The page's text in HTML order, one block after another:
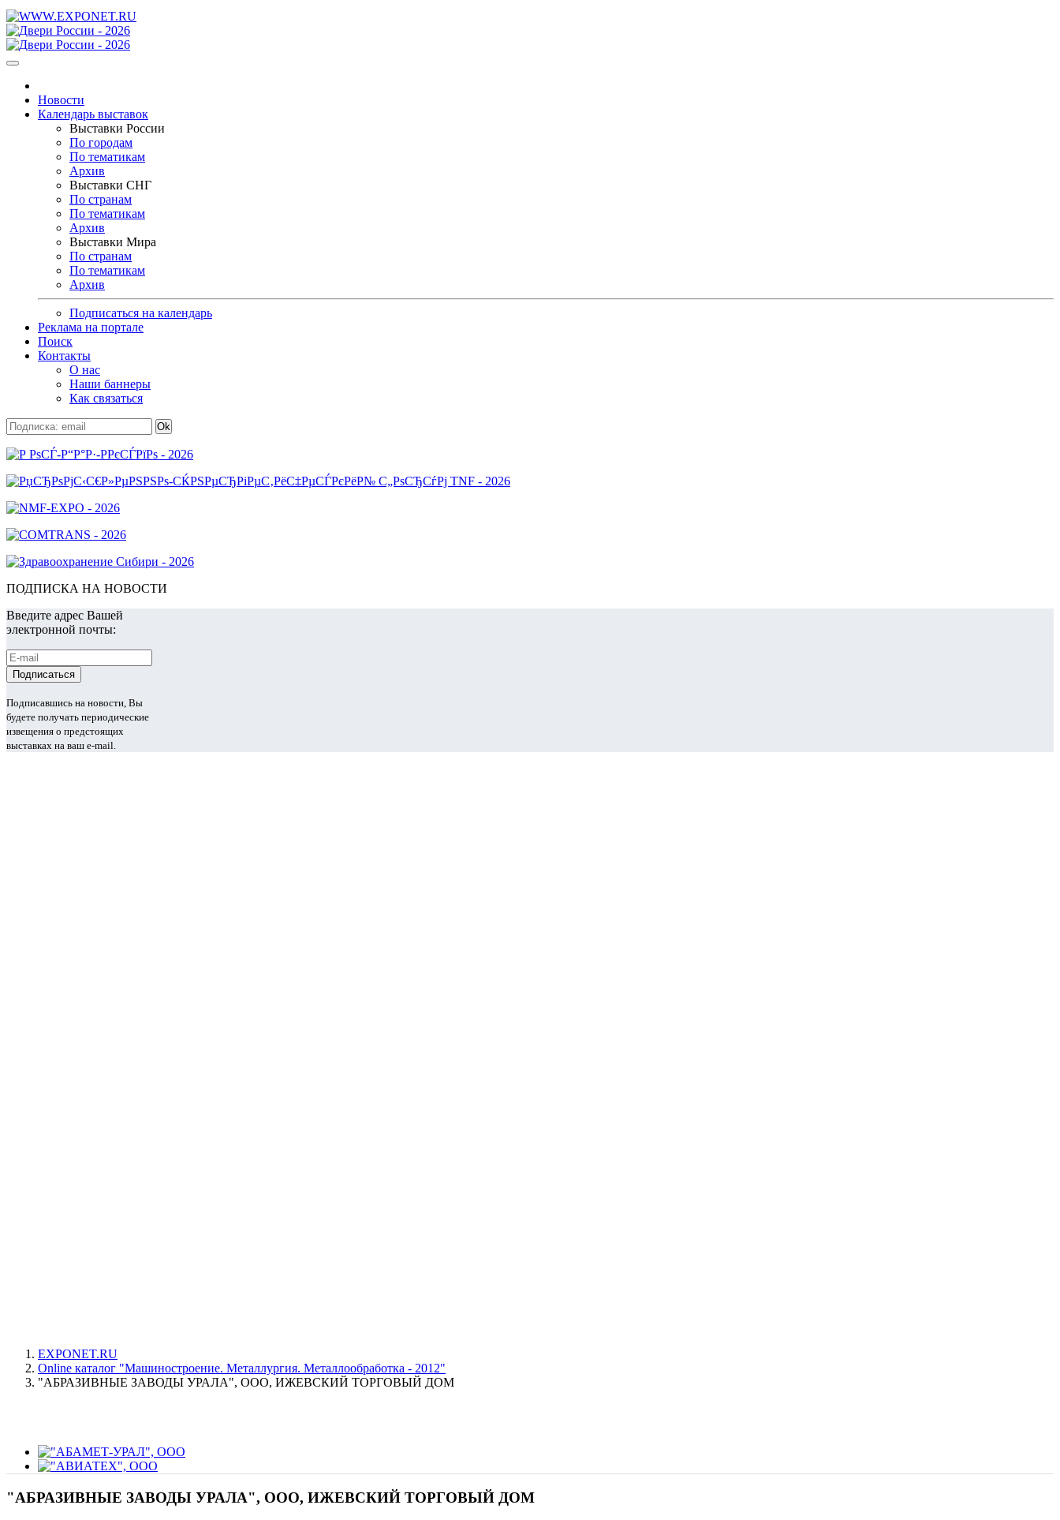
Новости
Календарь выставок
Выставки России
По городам
По тематикам
Архив
Выставки СНГ
По странам
По тематикам
Архив
Выставки Мира
По странам
По тематикам
Архив
Подписаться на календарь
Реклама на портале
Поиск
Контакты
О нас
Наши баннеры
Как связаться
ПОДПИСКА НА НОВОСТИ
Введите адрес Вашей
электронной почты:
Подписавшись на новости, Вы
будете получать периодические
извещения о предстоящих
выставках на ваш e-mail.
EXPONET.RU
Online каталог "Машиностроение. Металлургия. Металлообработка - 2012"
"АБРАЗИВНЫЕ ЗАВОДЫ УРАЛА", ООО, ИЖЕВСКИЙ ТОРГОВЫЙ ДОМ
"АБРАЗИВНЫЕ ЗАВОДЫ УРАЛА", ООО, ИЖЕВСКИЙ ТОРГОВЫЙ ДОМ